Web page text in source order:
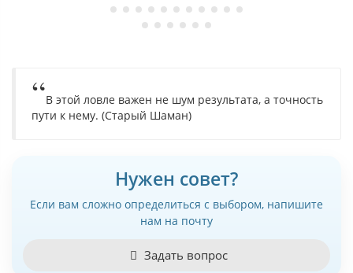
В этой ловле важен не шум результата, а точность
пути к нему. (Старый Шаман)
Нужен совет?
Если вам сложно определиться с выбором, напишите
нам на почту
Задать вопрос